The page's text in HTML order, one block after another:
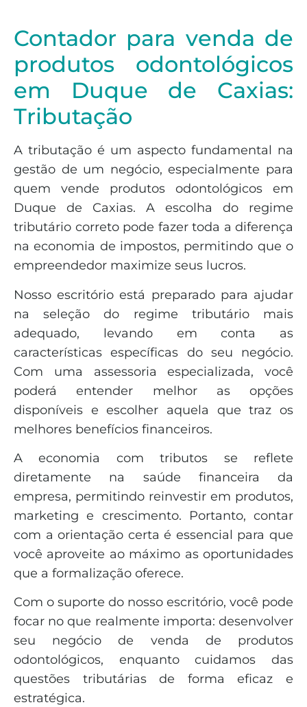
Contador para venda de
produtos odontológicos
em Duque de Caxias:
Tributação
A tributação é um aspecto fundamental na
gestão de um negócio, especialmente para
quem vende produtos odontológicos em
Duque de Caxias. A escolha do regime
tributário correto pode fazer toda a diferença
na economia de impostos, permitindo que o
empreendedor maximize seus lucros.
Nosso escritório está preparado para ajudar
na seleção do regime tributário mais
adequado, levando em conta as
características específicas do seu negócio.
Com uma assessoria especializada, você
poderá entender melhor as opções
disponíveis e escolher aquela que traz os
melhores benefícios financeiros.
A economia com tributos se reflete
diretamente na saúde financeira da
empresa, permitindo reinvestir em produtos,
marketing e crescimento. Portanto, contar
com a orientação certa é essencial para que
você aproveite ao máximo as oportunidades
que a formalização oferece.
Com o suporte do nosso escritório, você pode
focar no que realmente importa: desenvolver
seu negócio de venda de produtos
odontológicos, enquanto cuidamos das
questões tributárias de forma eficaz e
estratégica.